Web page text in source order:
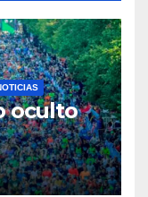
oculto